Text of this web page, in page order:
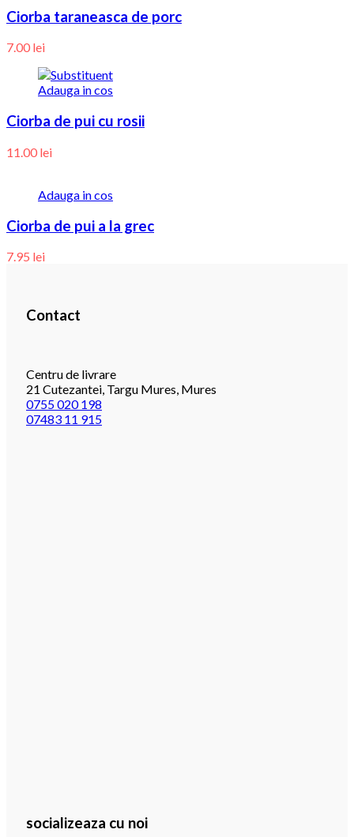
Ciorba taraneasca de porc
7.00 lei
Adauga in cos
Ciorba de pui cu rosii
11.00 lei
Adauga in cos
Ciorba de pui a la grec
7.95 lei
Contact
Centru de livrare
21 Cutezantei, Targu Mures, Mures
0755 020 198
07483 11 915
socializeaza cu noi